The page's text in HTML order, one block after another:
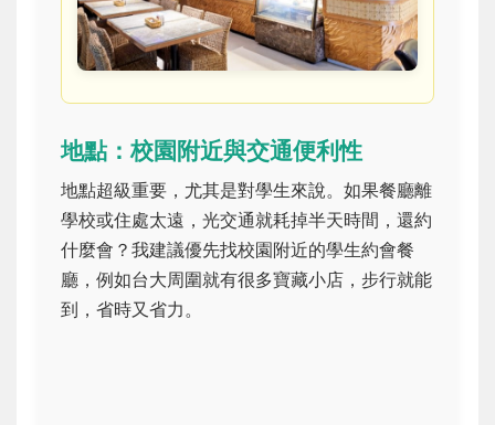
地點：校園附近與交通便利性
地點超級重要，尤其是對學生來說。如果餐廳離
學校或住處太遠，光交通就耗掉半天時間，還約
什麼會？我建議優先找校園附近的學生約會餐
廳，例如台大周圍就有很多寶藏小店，步行就能
到，省時又省力。